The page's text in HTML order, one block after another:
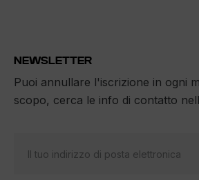
NEWSLETTER
Puoi annullare l'iscrizione in ogni
scopo, cerca le info di contatto